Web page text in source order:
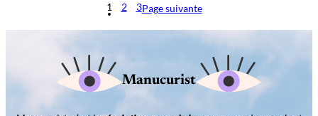
1 2 3Page suivante
Manucurist